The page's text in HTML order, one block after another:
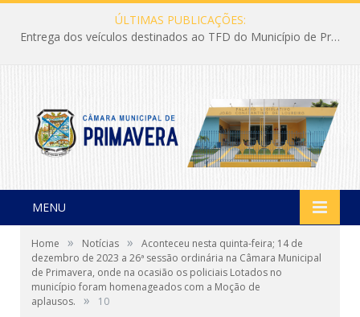
ÚLTIMAS PUBLICAÇÕES:
Entrega dos veículos destinados ao TFD do Município de Primavera
MENU
Home » Notícias »
Aconteceu nesta quinta-feira; 14 de
dezembro de 2023 a 26ª sessão ordinária na Câmara Municipal
de Primavera, onde na ocasião os policiais Lotados no
município foram homenageados com a Moção de
aplausos.
» 10